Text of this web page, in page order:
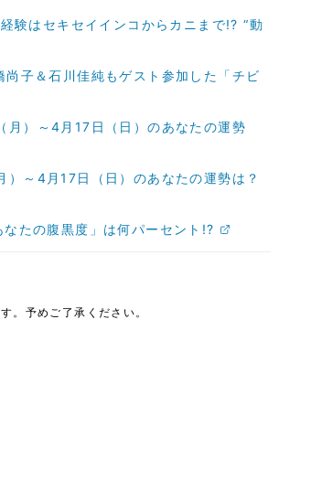
験はセキセイインコからカニまで!? “動
子＆石川佳純もゲスト参加した「チビ
）～4月17日（日）のあなたの運勢
～4月17日（日）のあなたの運勢は？
たの腹黒度」は何パーセント!?
。予めご了承ください。